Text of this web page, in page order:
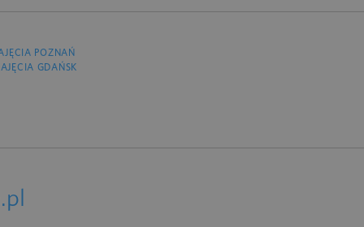
POZNAŃ
GDAŃSK